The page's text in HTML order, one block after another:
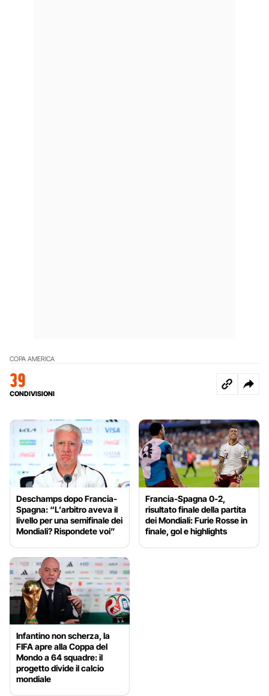
COPA AMERICA
39
CONDIVISIONI
Deschamps dopo Francia-
Spagna: “L’arbitro aveva il
livello per una semifinale dei
Mondiali? Rispondete voi”
Francia-Spagna 0-2,
risultato finale della partita
dei Mondiali: Furie Rosse in
finale, gol e highlights
Infantino non scherza, la
FIFA apre alla Coppa del
Mondo a 64 squadre: il
progetto divide il calcio
mondiale